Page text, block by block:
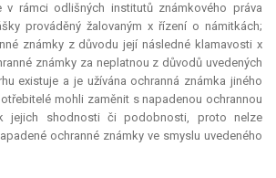
v rámci odlišných institutů známkového práva
prováděný žalovaným x řízení o námitkách;
známky z důvodu její následné klamavosti x
známky za neplatnou z důvodů uvedených
existuje a je užívána ochranná známka jiného
mohli zaměnit s napadenou ochrannou
jejich shodnosti či podobnosti, proto nelze
ochranné známky ve smyslu uvedeného